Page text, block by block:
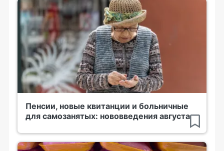
Пенсии, новые квитанции и больничные
для самозанятых: нововведения августа